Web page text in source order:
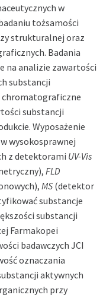
w
tożsamości
strukturalnej oraz
Badania
na analizie zawartości
substancji
chromatograficzne
substancji
Wyposażenie
wysokosprawnej
z detektorami UV-Vis
FLD
MS (detektor
substancje
substancji
Farmakopei
badawczych JCI
oznaczania
aktywnych
przy